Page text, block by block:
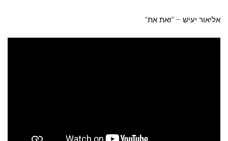
אליאור יעיש – “זאת את”